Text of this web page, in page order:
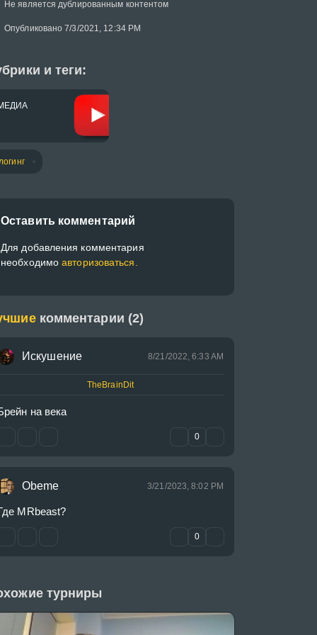
Не является дублированным контентом
Опубликовано 7/3/2021, 12:34 PM
и теги:
Оставить комментарий
Для добавления комментария
необходимоавторизоваться.
комментарии (2)
Искушение 8/21/2022, 6:33 AM
TheBrainDit
на века
0
Obeme 3/21/2023, 8:02 PM
MRbeast?
0
турниры